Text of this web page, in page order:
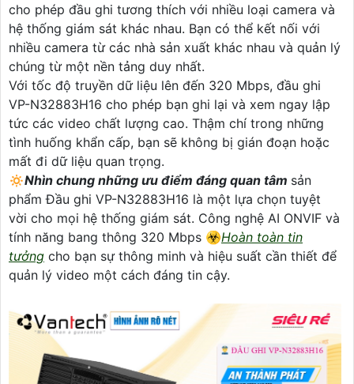
cho phép đầu ghi tương thích với nhiều loại camera và
hệ thống giám sát khác nhau. Bạn có thể kết nối với
nhiều camera từ các nhà sản xuất khác nhau và quản lý
chúng từ một nền tảng duy nhất.
Với tốc độ truyền dữ liệu lên đến 320 Mbps, đầu ghi
VP-N32883H16 cho phép bạn ghi lại và xem ngay lập
tức các video chất lượng cao. Thậm chí trong những
tình huống khẩn cấp, bạn sẽ không bị gián đoạn hoặc
mất đi dữ liệu quan trọng.
🔅Nhìn chung những ưu điểm đáng quan tâm sản
phẩm Đầu ghi VP-N32883H16 là một lựa chọn tuyệt
vời cho mọi hệ thống giám sát. Công nghệ AI ONVIF và
tính năng bang thông 320 Mbps ☣️Hoàn toàn tin
tưởng cho bạn sự thông minh và hiệu suất cần thiết để
quản lý video một cách đáng tin cậy.